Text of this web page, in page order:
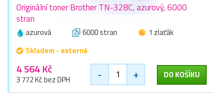
Originální toner Brother TN-328C, azurový, 6000
stran
azurová 6000 stran
1 zlaťák
Skladem - externě
4 564 Kč
3 772 Kč bez DPH - + DO KOŠÍKU